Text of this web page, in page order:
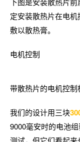
定安装散热片在电
敷以散热膏。
电机控制
带散热片的电机控制
我们的设计用三块
9000毫安时的电池